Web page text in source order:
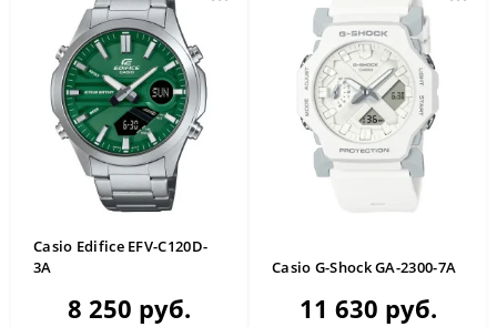
Casio Edifice EFV-C120D-
3A
8 250 руб.
Casio G-Shock GA-2300-7A
11 630 руб.